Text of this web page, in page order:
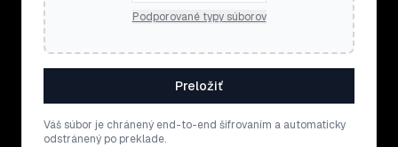
Podporované typy súborov
Preložiť
Váš súbor je chránený end-to-end šifrovaním a automaticky
odstránený po preklade.